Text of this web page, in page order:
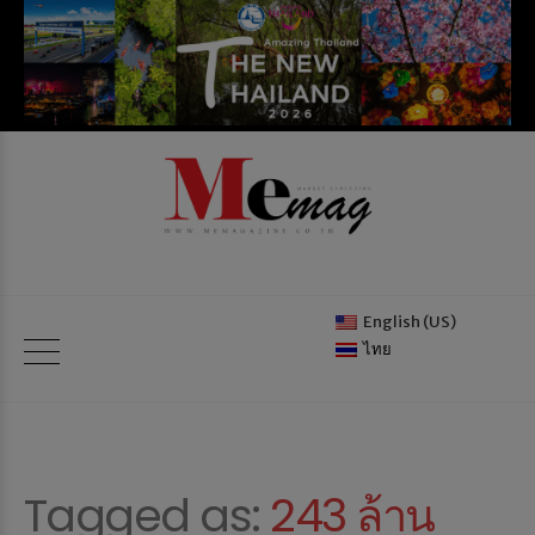
English (US)
ไทย
Tagged as: 243 ล้าน